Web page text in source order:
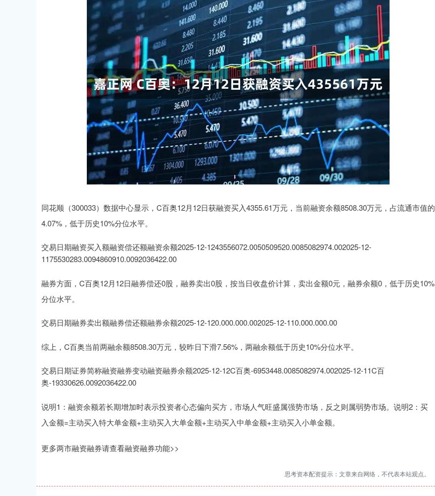
同花顺（300033）数据中心显示，C百奥12月12日获融资买入4355.61万元，当前融资余额8508.30万元，占流通市值的
4.07%，低于历史10%分位水平。
交易日期融资买入额融资偿还额融资余额2025-12-1243556072.0050509520.0085082974.002025-12-
1175530283.0094860910.0092036422.00
融券方面，C百奥12月12日融券偿还0股，融券卖出0股，按当日收盘价计算，卖出金额0元，融券余额0，低于历史10%
分位水平。
交易日期融券卖出额融券偿还额融券余额2025-12-120.000.000.002025-12-110.000.000.00
综上，C百奥当前两融余额8508.30万元，较昨日下滑7.56%，两融余额低于历史10%分位水平。
交易日期证券简称融资融券变动融资融券余额2025-12-12C百奥-6953448.0085082974.002025-12-11C百
奥-19330626.0092036422.00
说明1：融资余额若长期增加时表示投资者心态偏向买方，市场人气旺盛属强势市场，反之则属弱势市场。说明2：买
入金额=主动买入特大单金额+主动买入大单金额+主动买入中单金额+主动买入小单金额。
更多两市融资融券请查看融资融券功能>>
思考资本配资提示：文章来自网络，不代表本站观点。